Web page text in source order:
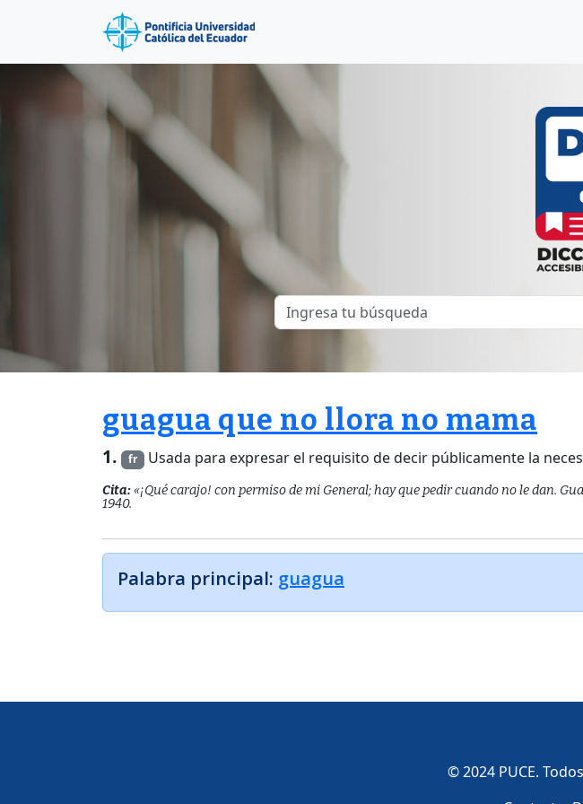
guagua que no llora no mama
Definición 1
1. fr frase.
Usada para expresar el requisito de decir públicamente la
Cita:«¡Qué carajo! con permiso de mi General; hay que pedir cuando no le dan.
1940.
Palabra principal: guagua
© 2024 PUCE.